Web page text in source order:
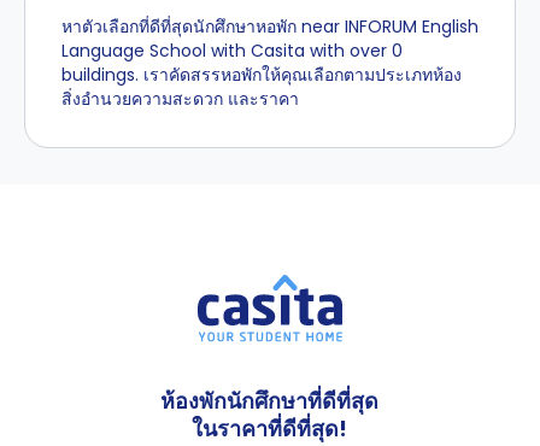
หาตัวเลือกที่ดีที่สุดนักศึกษาหอพัก near INFORUM English
Language School with Casita with over 0
buildings. เราคัดสรรหอพักให้คุณเลือกตามประเภทห้อง
สิ่งอำนวยความสะดวก และราคา
ห้องพักนักศึกษาที่ดีที่สุด
ในราคาที่ดีที่สุด!